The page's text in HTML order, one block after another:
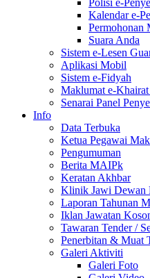
Polisi e-
Kalendar e-
Permohonan
Suara Anda
Sistem e-Lesen
Aplikasi Mobil
Sistem e-Fidyah
Maklumat e-
Senarai Panel
Info
Data Terbuka
Ketua Pegawai
Pengumuman
Berita MAIPk
Keratan Akhbar
Klinik Jawi Dewan
Laporan Tahunan
Iklan Jawatan
Tawaran Tender /
Penerbitan & Muat
Galeri Aktiviti
Galeri Foto